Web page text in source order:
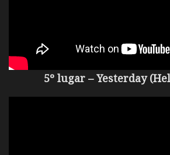
5º lugar – Yesterday